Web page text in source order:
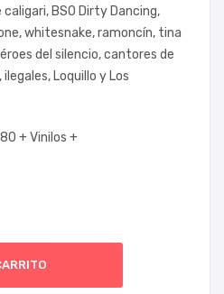
BSO Dirty Dancing,
whitesnake, ramoncín, tina
del silencio, cantores de
Loquillo y Los
80 +Vinilos +